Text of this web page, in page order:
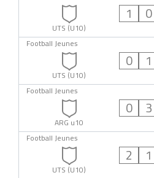
UTS (U10)
1 0
Football Jeunes
UTS (U10)
0 1
Football Jeunes
ARG u10
0 3
Football Jeunes
UTS (U10)
2 1